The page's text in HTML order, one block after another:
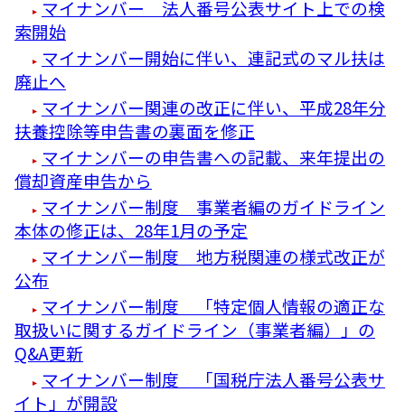
マイナンバー 法人番号公表サイト上での検
索開始
マイナンバー開始に伴い、連記式のマル扶は
廃止へ
マイナンバー関連の改正に伴い、平成28年分
扶養控除等申告書の裏面を修正
マイナンバーの申告書への記載、来年提出の
償却資産申告から
マイナンバー制度 事業者編のガイドライン
本体の修正は、28年1月の予定
マイナンバー制度 地方税関連の様式改正が
公布
マイナンバー制度 「特定個人情報の適正な
取扱いに関するガイドライン（事業者編）」の
Q&A更新
マイナンバー制度 「国税庁法人番号公表サ
イト」が開設